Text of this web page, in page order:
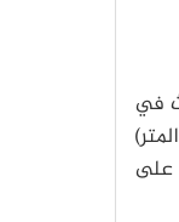
في
على